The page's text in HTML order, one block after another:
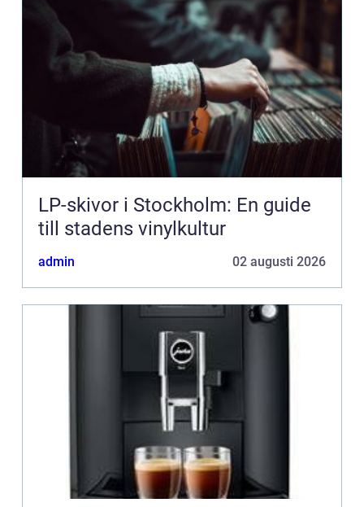
LP-skivor i Stockholm: En guide
till stadens vinylkultur
admin 02 augusti 2026